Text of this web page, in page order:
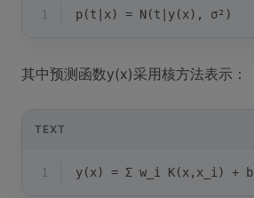
1 p(t|x) = N(t|y(x), σ²)
其中预测函数y(x)采用核方法表示：
TEXT
1 y(x) = Σ w_i K(x,x_i) + b